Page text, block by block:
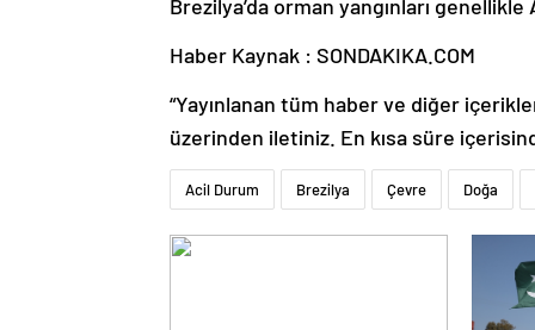
Brezilya’da orman yangınları
Haber Kaynak : SONDAKIKA.COM
“Yayınlanan tüm haber ve diğer
üzerinden iletiniz. En kısa süre
Acil Durum Brezilya Çevre Doğa